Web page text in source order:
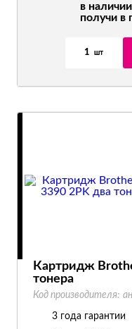
в
получи в
1 шт
Картридж
тонера
Код производителя:
3 года гарантии